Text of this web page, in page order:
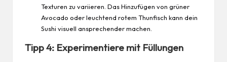
Texturen zu variieren. Das Hinzufügen von grüner
Avocado oder leuchtend rotem Thunfisch kann dein
Sushi visuell ansprechender machen.
Tipp 4: Experimentiere mit Füllungen